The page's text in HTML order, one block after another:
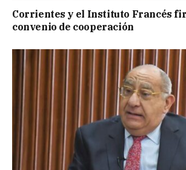
Corrientes y el Instituto Francés
convenio de cooperación